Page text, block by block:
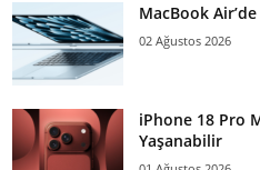
MacBook
02 Ağustos 2026
iPhone 18 Pro
Yaşanabilir